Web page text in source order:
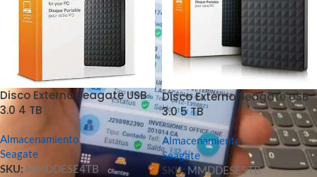
Disco Externo Seagate USB
3.0 4 TB
Almacenamiento
Seagate
SKU: MMDDESE4TB
Disco Externo Seagate USB
3.0 5 TB
Almacenamiento
Seagate
SKU:MMDDESE5TB